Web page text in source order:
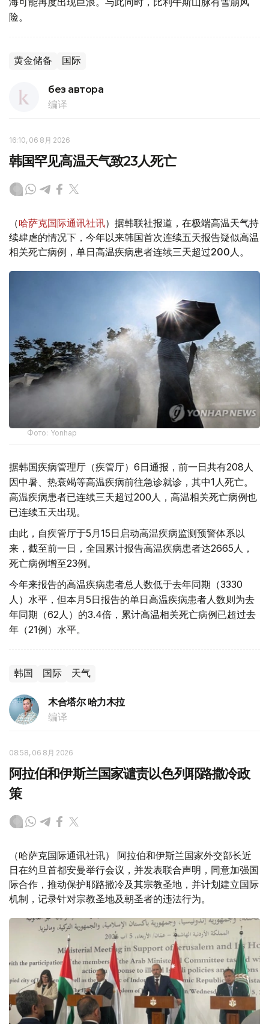
险。
黄金储备 国际
без автора
编译
16:10, 06 8月 2026
韩国罕见高温天气致23人死亡
（哈萨克国际通讯社讯）据韩联社报道，在极端高温天气持
续肆虐的情况下，今年以来韩国首次连续五天报告疑似高温
相关死亡病例，单日高温疾病患者连续三天超过200人。
Фото: Yonhap
据韩国疾病管理厅（疾管厅）6日通报，前一日共有208人
因中暑、热衰竭等高温疾病前往急诊就诊，其中1人死亡。
高温疾病患者已连续三天超过200人，高温相关死亡病例也
已连续五天出现。
由此，自疾管厅于5月15日启动高温疾病监测预警体系以
来，截至前一日，全国累计报告高温疾病患者达2665人，
死亡病例增至23例。
今年来报告的高温疾病患者总人数低于去年同期（3330
人）水平，但本月5日报告的单日高温疾病患者人数则为去
年同期（62人）的3.4倍，累计高温相关死亡病例已超过去
年（21例）水平。
韩国 国际 天气
木合塔尔 哈力木拉
编译
08:58, 06 8月 2026
阿拉伯和伊斯兰国家谴责以色列耶路撒冷政
策
（哈萨克国际通讯社讯） 阿拉伯和伊斯兰国家外交部长近
日在约旦首都安曼举行会议，并发表联合声明，同意加强国
际合作，推动保护耶路撒冷及其宗教圣地，并计划建立国际
机制，记录针对宗教圣地及朝圣者的违法行为。